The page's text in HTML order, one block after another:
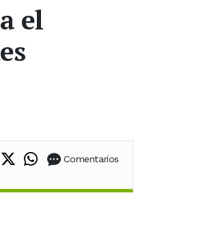
el
en Facebook
Compartir en X (Twitter)
Compartir en WhatsApp
Comentarios